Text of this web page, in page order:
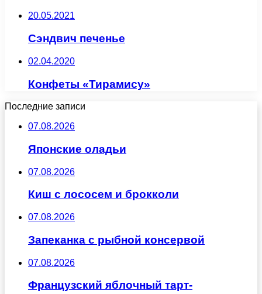
20.05.2021
Сэндвич печенье
02.04.2020
Конфеты «Тирамису»
Последние записи
07.08.2026
Японские оладьи
07.08.2026
Киш с лососем и брокколи
07.08.2026
Запеканка с рыбной консервой
07.08.2026
Французский яблочный тарт-